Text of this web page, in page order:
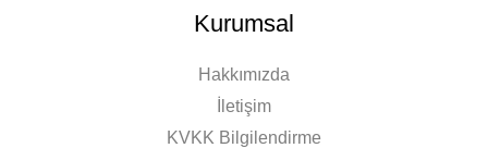
Kurumsal
Hakkımızda
İletişim
KVKK Bilgilendirme